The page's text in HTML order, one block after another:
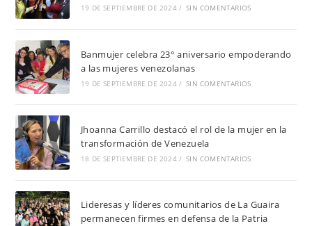
19 DE SEPTIEMBRE DE 2024 / SIN COMENTARIOS
Banmujer celebra 23° aniversario empoderando
a las mujeres venezolanas
19 DE SEPTIEMBRE DE 2024 / SIN COMENTARIOS
Jhoanna Carrillo destacó el rol de la mujer en la
transformación de Venezuela
18 DE SEPTIEMBRE DE 2024 / SIN COMENTARIOS
Lideresas y líderes comunitarios de La Guaira
permanecen firmes en defensa de la Patria